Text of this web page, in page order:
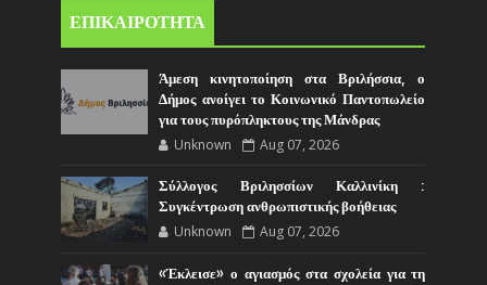
ΕΠΙΚΑΙΡΟΤΗΤΑ
Άμεση κινητοποίηση στα Βριλήσσια, ο
Δήμος ανοίγει το Κοινωνικό Παντοπωλείο
για τους πυρόπληκτους της Μάνδρας
Unknown Aug 07, 2026
Σύλλογος Βριλησσίων Καλλινίκη :
Συγκέντρωση ανθρωπιστικής βοήθειας
Unknown Aug 07, 2026
«Έκλεισε» ο αγιασμός στα σχολεία για τη